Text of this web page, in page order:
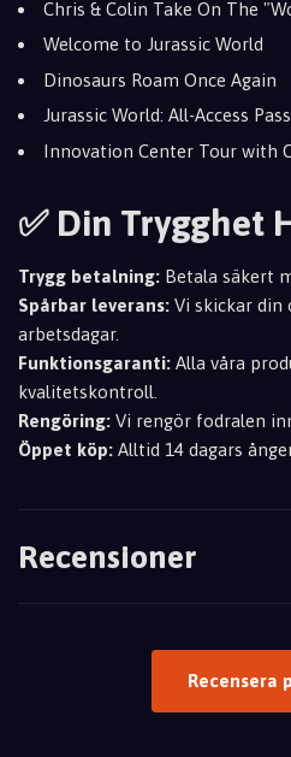
Chris & Colin Take On The
Welcome to Jurassic World
Dinosaurs Roam Once Again
Jurassic World: All-Access Pass
Innovation Center Tour with
✅ Din Trygghet
Trygg betalning: Betala säkert
Spårbar leverans: Vi skickar din
arbetsdagar.
Funktionsgaranti: Alla våra
kvalitetskontroll.
Rengöring: Vi rengör fodralen
Öppet köp: Alltid 14 dagars
Recensioner
Recensera